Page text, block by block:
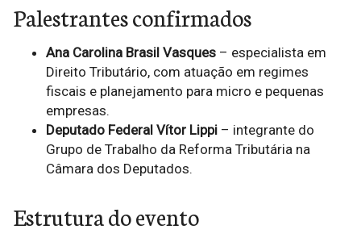
Palestrantes confirmados
Ana Carolina Brasil Vasques – especialista em
Direito Tributário, com atuação em regimes
fiscais e planejamento para micro e pequenas
empresas.
Deputado Federal Vítor Lippi – integrante do
Grupo de Trabalho da Reforma Tributária na
Câmara dos Deputados.
Estrutura do evento